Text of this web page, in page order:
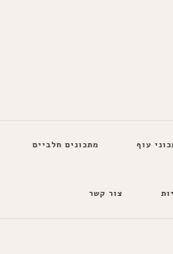
עוף מתכונים חלביים
צור קשר